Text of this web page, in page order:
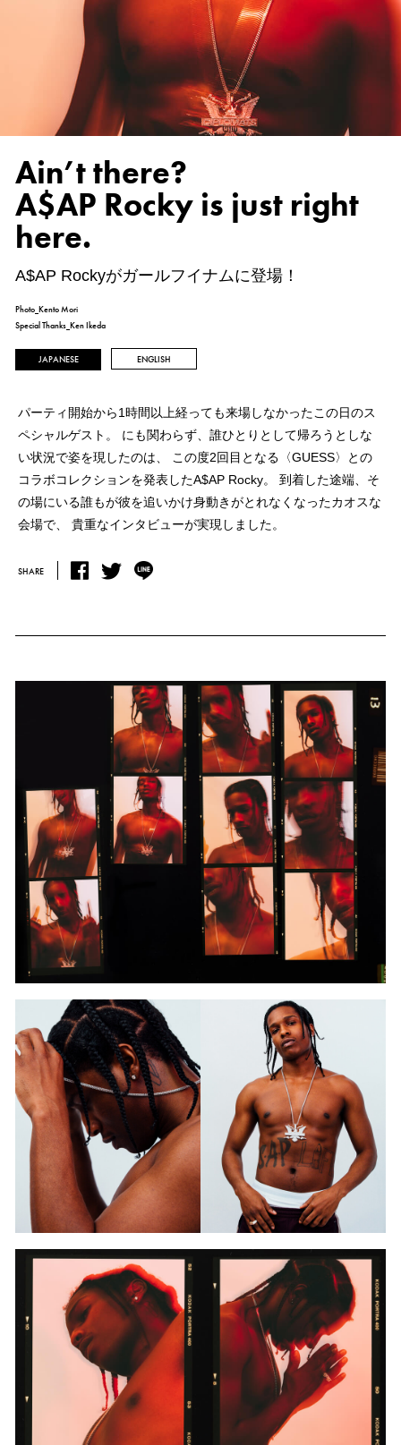
Ain’t there?
A$AP Rocky is just right
here.
A$AP Rockyがガールフイナムに登場！
Photo_Kento Mori
Special Thanks_Ken Ikeda
JAPANESE ENGLISH
パーティ開始から1時間以上経っても来場しなかったこの日のス
ペシャルゲスト。
にも関わらず、誰ひとりとして帰ろうとしな
い状況で姿を現したのは、
この度2回目となる〈GUESS〉との
コラボコレクションを発表したA$AP Rocky。
到着した途端、そ
の場にいる誰もが彼を追いかけ身動きがとれなくなったカオスな
会場で、
貴重なインタビューが実現しました。
SHARE